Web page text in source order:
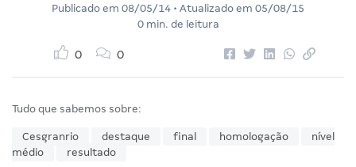
Publicado em 08/05/14 • Atualizado em 05/08/15
0 min. de leitura
0 0
Tudo que sabemos sobre:
Cesgranrio destaque final homologação
nível
médio
resultado